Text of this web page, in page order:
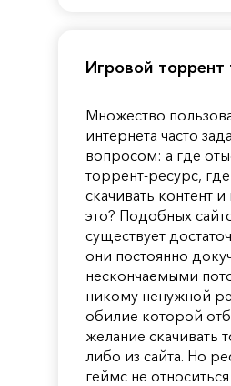
Игровой торрент
Множество
интернета часто
вопросом: а где
торрент-ресурс,
скачивать контент и
это? Подобных
существует
они постоянно
нескончаемыми
никому ненужной
обилие которой
желание скачивать
либо из сайта. Но
геймс не